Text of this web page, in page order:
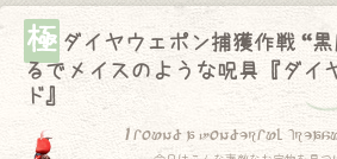
極 ダイヤウェポン捕獲作戦 “
るでメイスのような呪具『ダイ
ド』
I found a wonderful